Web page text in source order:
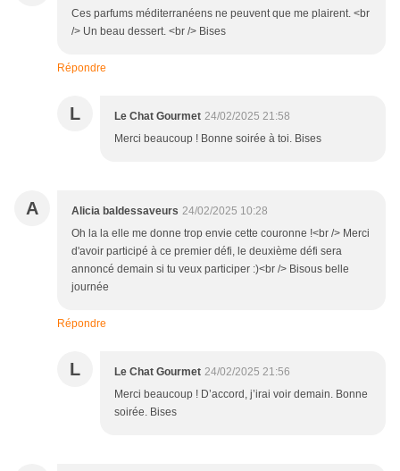
Ces parfums méditerranéens ne peuvent que me plairent. <br
/> Un beau dessert. <br /> Bises
Répondre
L Le Chat Gourmet 24/02/2025 21:58
Merci beaucoup ! Bonne soirée à toi. Bises
A Alicia baldessaveurs 24/02/2025 10:28
Oh la la elle me donne trop envie cette couronne !<br /> Merci
d'avoir participé à ce premier défi, le deuxième défi sera
annoncé demain si tu veux participer :)<br /> Bisous belle
journée
Répondre
L Le Chat Gourmet 24/02/2025 21:56
Merci beaucoup ! D’accord, j’irai voir demain. Bonne
soirée. Bises